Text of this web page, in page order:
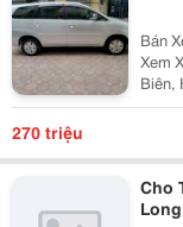
Bán
Xem
Biên,
Hành
270 triệu
Cho